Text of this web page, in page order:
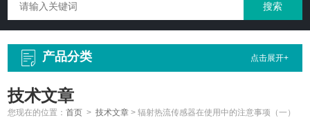
产品分类 点击展开+
技术文章
您现在的位置：首页 >技术文章 >辐射热流传感器在使用中的注意事项（一）